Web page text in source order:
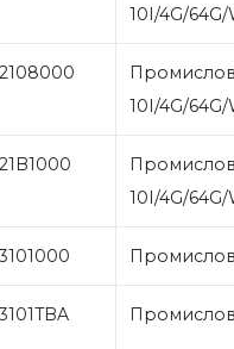
10I/4G/
10I/4G/
10I/4G/